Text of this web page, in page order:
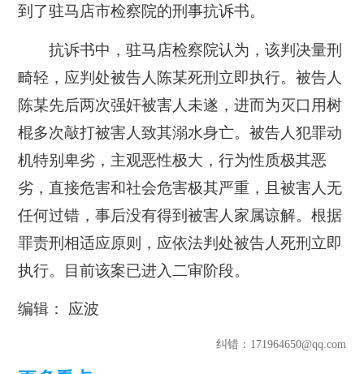
到了驻马店市检察院的刑事抗诉书。
抗诉书中，驻马店检察院认为，该判决量刑
畸轻，应判处被告人陈某死刑立即执行。被告人
陈某先后两次强奸被害人未遂，进而为灭口用树
棍多次敲打被害人致其溺水身亡。被告人犯罪动
机特别卑劣，主观恶性极大，行为性质极其恶
劣，直接危害和社会危害极其严重，且被害人无
任何过错，事后没有得到被害人家属谅解。根据
罪责刑相适应原则，应依法判处被告人死刑立即
执行。目前该案已进入二审阶段。
编辑： 应波
纠错：171964650@qq.com